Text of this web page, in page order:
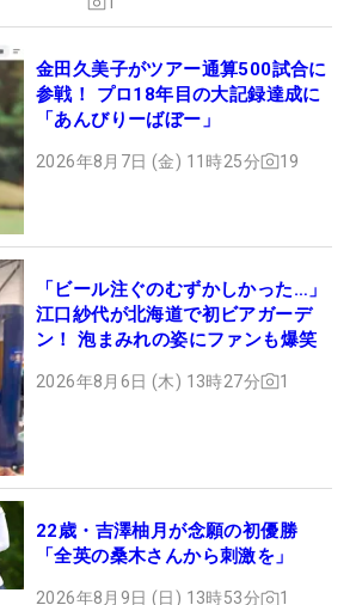
金田久美子がツアー通算500試合に
参戦！ プロ18年目の大記録達成に
「あんびりーばぼー」
2026年8月7日 (金) 11時25分 19
「ビール注ぐのむずかしかった…」
江口紗代が北海道で初ビアガーデ
ン！ 泡まみれの姿にファンも爆笑
2026年8月6日 (木) 13時27分 1
22歳・吉澤柚月が念願の初優勝
「全英の桑木さんから刺激を」
2026年8月9日 (日) 13時53分 1